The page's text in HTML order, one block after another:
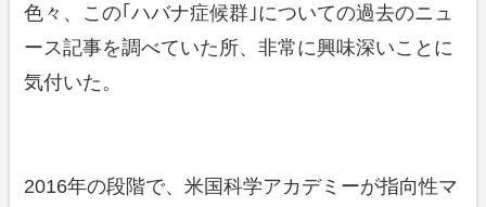
色々、この｢ハバナ症候群｣についての過去のニュ
ース記事を調べていた所、非常に興味深いことに
気付いた。
2016年の段階で、米国科学アカデミーが指向性マ